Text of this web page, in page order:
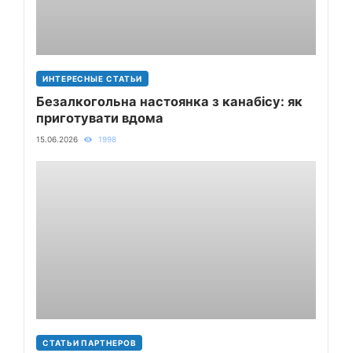
ИНТЕРЕСНЫЕ СТАТЬИ
Безалкогольна настоянка з канабісу: як
приготувати вдома
15.06.2026 1998
СТАТЬИ ПАРТНЕРОВ